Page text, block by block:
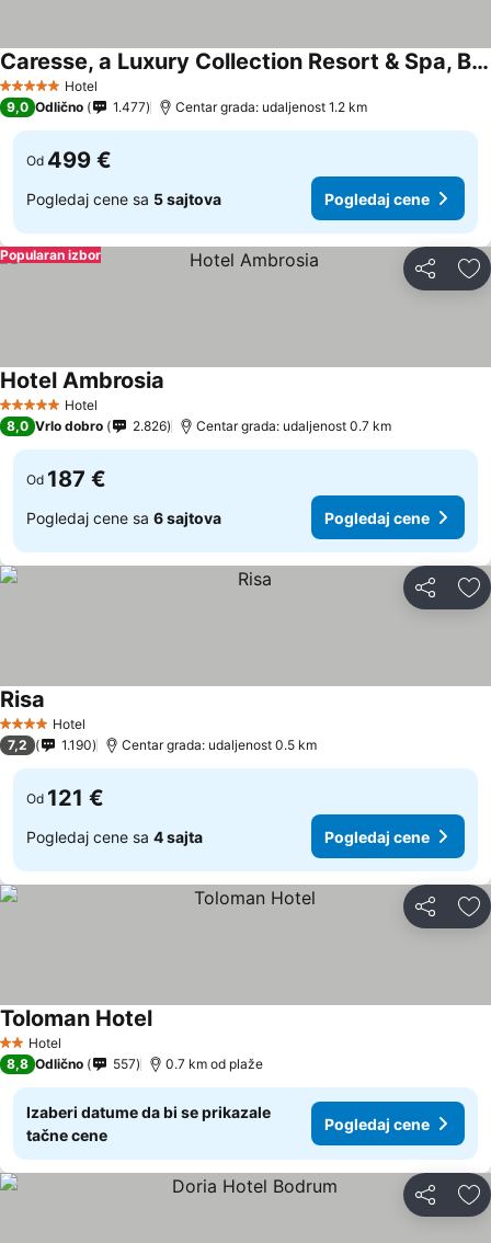
5 ZvezdiceHotel
Caresse, a Luxury Collection Resort & Spa, Bodrum
9,0 Odlično 1.477 Centar grada: udaljenost 1.2 km
Od 499 €
Pogledaj cene sa 5 sajtova Pogledaj cene
Deli
Popularan izbor
5 ZvezdiceHotel
Hotel Ambrosia
8,0 Vrlo dobro 2.826 Centar grada: udaljenost 0.7 km
Od 187 €
Pogledaj cene sa 6 sajtova Pogledaj cene
Deli
4 ZvezdiceHotel
Risa
7,2 1.190 Centar grada: udaljenost 0.5 km
Od 121 €
Pogledaj cene sa 4 sajta Pogledaj cene
Deli
2 Zvezdice
Hotel
Toloman Hotel
8,8 Odlično 557 0.7 km od plaže
Izaberi datume da bi se prikazale
tačne cene
Pogledaj cene
Deli